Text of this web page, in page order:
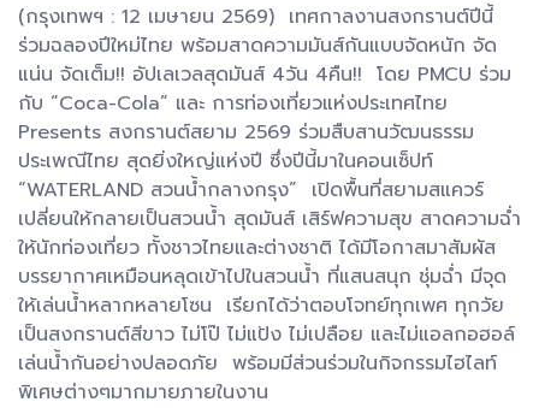
(กรุงเทพฯ : 12 เมษายน 2569) เทศกาลงานสงกรานต์ปีนี้
ร่วมฉลองปีใหม่ไทย พร้อมสาดความมันส์กันแบบจัดหนัก จัด
แน่น จัดเต็ม!! อัปเลเวลสุดมันส์ 4วัน 4คืน!! โดย PMCU ร่วม
กับ “Coca-Cola” และ การท่องเที่ยวแห่งประเทศไทย
Presents สงกรานต์สยาม 2569 ร่วมสืบสานวัฒนธรรม
ประเพณีไทย สุดยิ่งใหญ่แห่งปี ซึ่งปีนี้มาในคอนเซ็ปท์
“WATERLAND สวนน้ำกลางกรุง” เปิดพื้นที่สยามสแควร์
เปลี่ยนให้กลายเป็นสวนน้ำ สุดมันส์ เสิร์ฟความสุข สาดความฉ่ำ
ให้นักท่องเที่ยว ทั้งชาวไทยและต่างชาติ ได้มีโอกาสมาสัมผัส
บรรยากาศเหมือนหลุดเข้าไปในสวนน้ำ ที่แสนสนุก ชุ่มฉ่ำ มีจุด
ให้เล่นน้ำหลากหลายโซน เรียกได้ว่าตอบโจทย์ทุกเพศ ทุกวัย
เป็นสงกรานต์สีขาว ไม่โป๊ ไม่แป้ง ไม่เปลือย และไม่แอลกอฮอล์
เล่นน้ำกันอย่างปลอดภัย พร้อมมีส่วนร่วมในกิจกรรมไฮไลท์
พิเศษต่างๆมากมายภายในงาน